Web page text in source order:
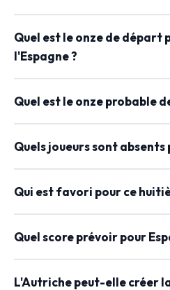
Quel est le onze de départ
l'Espagne ?
Quel est le onze probable
Quels joueurs sont absents
Qui est favori pour ce
Quel score prévoir pour
L'Autriche peut-elle créer